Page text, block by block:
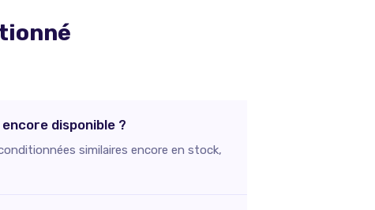
disponible ?
similaires encore en stock,